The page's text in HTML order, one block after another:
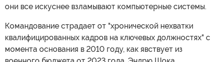
они все искуснее взламывают компьютерные системы.
Командование страдает от "хронической нехватки
квалифицированных кадров на ключевых должностях" с
момента основания в 2010 году, как явствует из